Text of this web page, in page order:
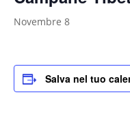
Novembre 8
Salva nel tuo